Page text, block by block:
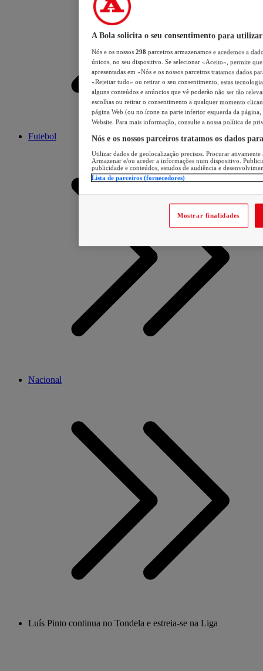
Futebol
Nacional
Luís Pinto continua no Tondela e estreia-se na Liga
A Bola solicita o seu consentimento para utilizar
Nós e os nossos 298 parceiros armazenamos e acedemos a
únicos, no seu dispositivo. Se selecionar «Aceito», permite
apresentadas em «Nós e os nossos parceiros tratamos dados
«Rejeitar tudo» ou retirar o seu consentimento, estas
alguns conteúdos e anúncios que vê poderão não ser tão
escolhas ou retirar o consentimento a qualquer momento
página Web (ou no ícone na parte inferior esquerda da página,
Website. Para mais informação, consulte a nossa política de
Nós e os nossos parceiros tratamos os dados
Utilizar dados de geolocalização precisos. Procurar
Armazenar e/ou aceder a informações num dispositivo.
publicidade e conteúdos, estudos de audiência e
Lista de parceiros (fornecedores)
Mostrar finalidades